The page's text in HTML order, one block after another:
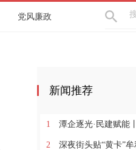
党风廉政
新闻推荐
1 潭企逐光·民建赋能丨刘玥宏：
2 深夜街头贴“黄卡”牟利 湘潭